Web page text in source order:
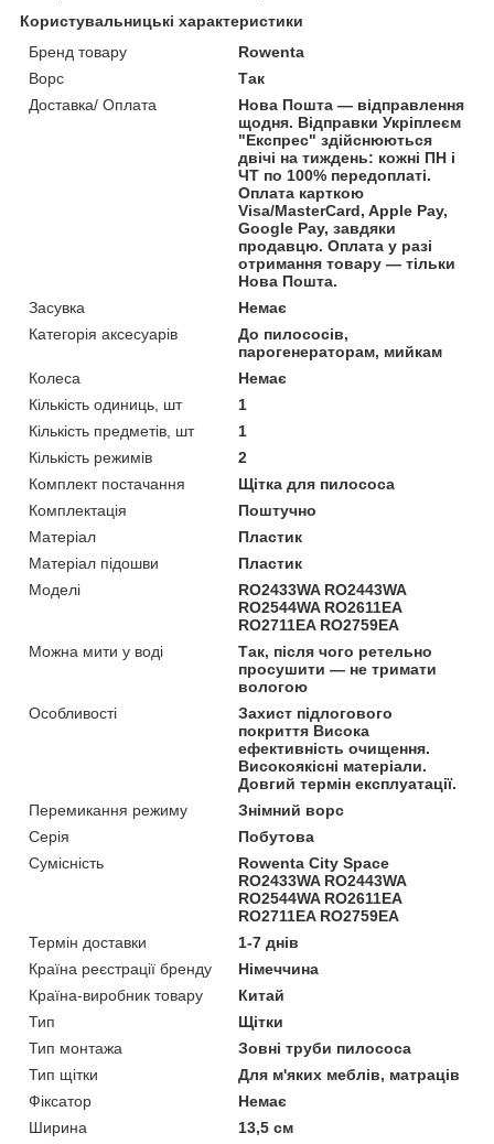
Користувальницькі характеристики
Бренд товару
Rowenta
Ворс
Так
Доставка/ Оплата
Нова Пошта — відправлення
щодня. Відправки Укріплеєм
"Експрес" здійснюються
двічі на тиждень: кожні ПН і
ЧТ по 100% передоплаті.
Оплата карткою
Visa/MasterCard, Apple Pay,
Google Pay, завдяки
продавцю. Оплата у разі
отримання товару — тільки
Нова Пошта.
Засувка
Немає
Категорія аксесуарів
До пилососів,
парогенераторам, мийкам
Колеса
Немає
Кількість одиниць, шт
1
Кількість предметів, шт
1
Кількість режимів
2
Комплект постачання
Щітка для пилососа
Комплектація
Поштучно
Матеріал
Пластик
Матеріал підошви
Пластик
Моделі
RO2433WA RO2443WA
RO2544WA RO2611EA
RO2711EA RO2759EA
Можна мити у воді
Так, після чого ретельно
просушити — не тримати
вологою
Особливості
Захист підлогового
покриття Висока
ефективність очищення.
Високоякісні матеріали.
Довгий термін експлуатації.
Перемикання режиму
Знімний ворс
Серія
Побутова
Сумісність
Rowenta City Space
RO2433WA RO2443WA
RO2544WA RO2611EA
RO2711EA RO2759EA
Термін доставки
1-7 днів
Країна реєстрації бренду
Німеччина
Країна-виробник товару
Китай
Тип
Щітки
Тип монтажа
Зовні труби пилососа
Тип щітки
Для м'яких меблів, матраців
Фіксатор
Немає
Ширина
13,5 см